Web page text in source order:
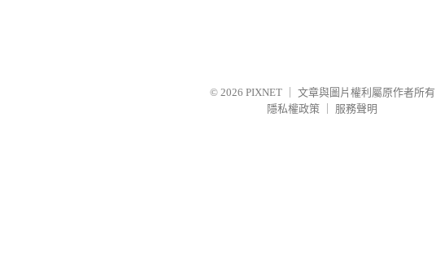
© 2026 PIXNET
文章與圖片權利屬原作者所有
隱私權政策
服務聲明